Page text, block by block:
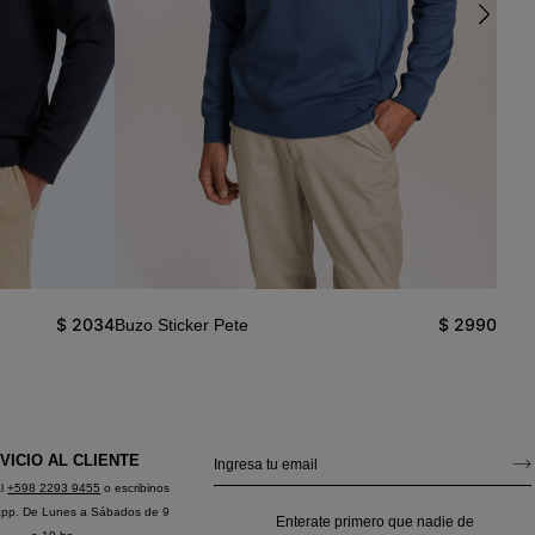
$ 2034Buzo Sticker Pete $ 2990
AL CLIENTE
+598 2293 9455 o escribinos
De Lunes a Sábados de 9
Enterate primero que nadie de